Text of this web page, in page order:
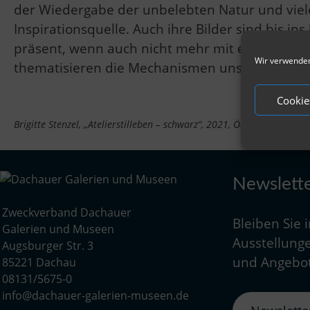
Wir
der Wiedergabe der unbelebten Natur und
Inspirationsquelle. Auch ihre Bilder sind bis
präsent, wenn auch nicht mehr mit einer
thematisieren die Mechanismen unserer
Brigitte Stenzel, „Atelierstilleben – schwarz“, 2021, Öl auf Leinwand
Zweckverband Dachauer
Galerien und Museen
Augsburger Str. 3
85221 Dachau
08131/5675-0
info@dachauer-galerien-museen.de
Bleiben
und